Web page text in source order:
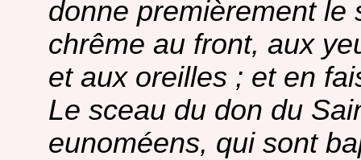
donne premièrement le
chrême au front, aux
et aux oreilles ; et en
Le sceau du don du
eunoméens, qui sont